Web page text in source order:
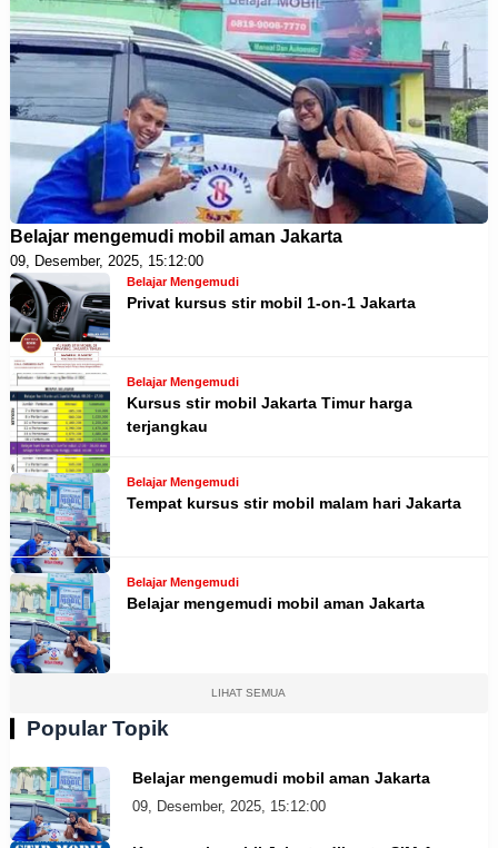
Belajar mengemudi mobil aman Jakarta
09, Desember, 2025, 15:12:00
Belajar Mengemudi
Privat kursus stir mobil 1-on-1 Jakarta
Belajar Mengemudi
Kursus stir mobil Jakarta Timur harga
terjangkau
Belajar Mengemudi
Tempat kursus stir mobil malam hari Jakarta
Belajar Mengemudi
Belajar mengemudi mobil aman Jakarta
LIHAT SEMUA
Popular Topik
Belajar mengemudi mobil aman Jakarta
09, Desember, 2025, 15:12:00